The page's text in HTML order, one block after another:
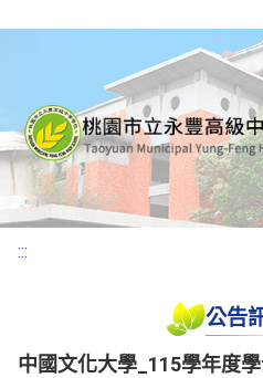
:::
公告
中國文化大學_115學年度